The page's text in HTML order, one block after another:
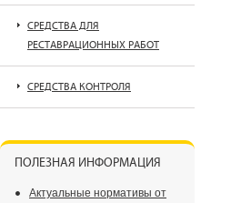
СРЕДСТВА ДЛЯ
РЕСТАВРАЦИОННЫХ РАБОТ
СРЕДСТВА КОНТРОЛЯ
ПОЛЕЗНАЯ ИНФОРМАЦИЯ
Актуальные нормативы от